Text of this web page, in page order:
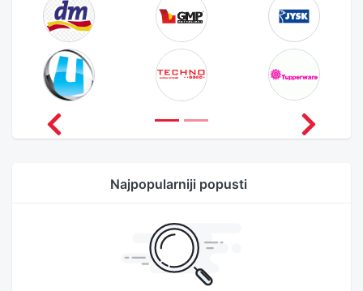
Najpopularniji popusti